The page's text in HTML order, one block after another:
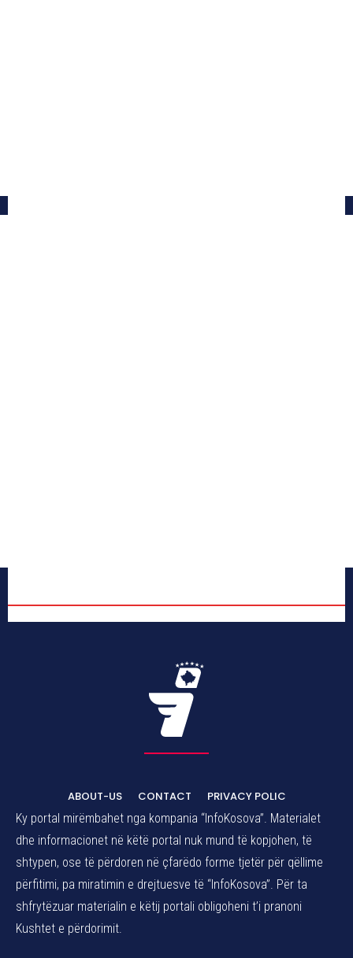
ABOUT-US CONTACT
PRIVACY POLIC
Ky portal mirëmbahet nga kompania “InfoKosova”. Materialet
dhe informacionet në këtë portal nuk mund të kopjohen, të
shtypen, ose të përdoren në çfarëdo forme tjetër për qëllime
përfitimi, pa miratimin e drejtuesve të “InfoKosova”. Për ta
shfrytëzuar materialin e këtij portali obligoheni t’i pranoni
Kushtet e përdorimit.